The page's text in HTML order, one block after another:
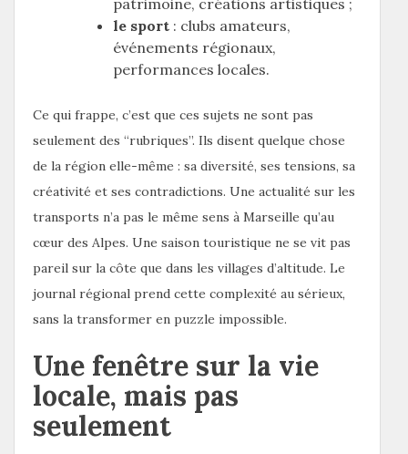
le sport : clubs amateurs,
événements régionaux,
performances locales.
Ce qui frappe, c’est que ces sujets ne sont pas
seulement des “rubriques”. Ils disent quelque chose
de la région elle-même : sa diversité, ses tensions, sa
créativité et ses contradictions. Une actualité sur les
transports n’a pas le même sens à Marseille qu’au
cœur des Alpes. Une saison touristique ne se vit pas
pareil sur la côte que dans les villages d’altitude. Le
journal régional prend cette complexité au sérieux,
sans la transformer en puzzle impossible.
Une fenêtre sur la vie
locale, mais pas
seulement